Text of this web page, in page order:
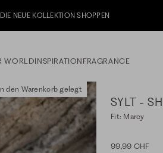
anmelden & 10% Willkommensgutschein erhalten
WORLDINSPIRATION FRAGRANCE
den Warenkorb gelegt
SYLT -
Fit: Marcy
99,99 CHF